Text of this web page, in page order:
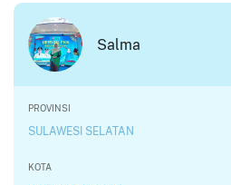
Salma
PROVINSI
SULAWESI SELATAN
KOTA